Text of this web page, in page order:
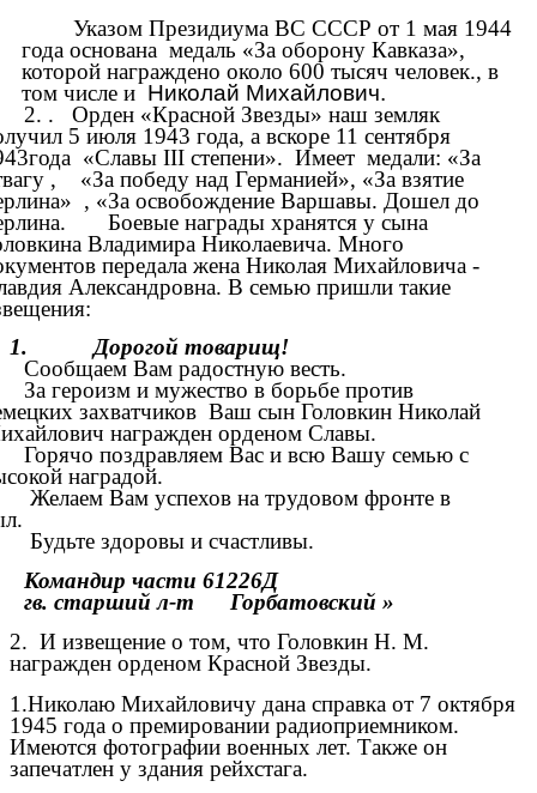
Указом Президиума ВС СССР от 1 мая 1944
года основана медаль «За оборону Кавказа»,
которой награждено около 600 тысяч человек., в
том числе иНиколай Михайлович.
2. . Орден «Красной Звезды» наш земляк
5 июля 1943 года, а вскоре 11 сентября
«Славы III степени». Имеет медали: «За
, «За победу над Германией», «За взятие
, «За освобождение Варшавы. Дошел до
Боевые награды хранятся у сына
Владимира Николаевича. Много
передала жена Николая Михайловича -
Александровна. В семью пришли такие
1. Дорогой товарищ!
Сообщаем Вам радостную весть.
За героизм и мужество в борьбе против
захватчиков Ваш сын Головкин Николай
награжден орденом Славы.
Горячо поздравляем Вас и всю Вашу семью с
наградой.
Желаем Вам успехов на трудовом фронте в
Будьте здоровы и счастливы.
Командир части 61226Д
гв. старший л-т Горбатовский »
2. И извещение о том, что Головкин Н. М.
награжден орденом Красной Звезды.
1.Николаю Михайловичу дана справка от 7 октября
1945 года о премировании радиоприемником.
Имеются фотографии военных лет. Также он
запечатлен у здания рейхстага.